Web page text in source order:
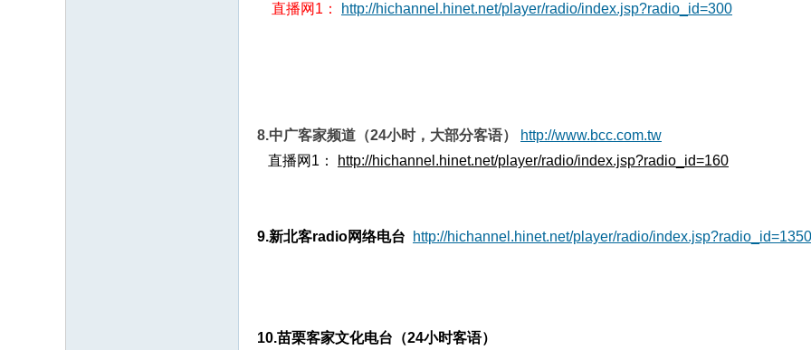
直播网1：
http://hichannel.hinet.net/player/radio/index.jsp?radio_id=300
8.中广客家频道（24小时，大部分客语）
http://www.bcc.com.tw
直播网1：
http://hichannel.hinet.net/player/radio/index.jsp?radio_id=160
9.新北客radio网络电台 http://hichannel.hinet.net/player/radio/index.jsp?radio_id=1350
10.苗栗客家文化电台（24小时客语）